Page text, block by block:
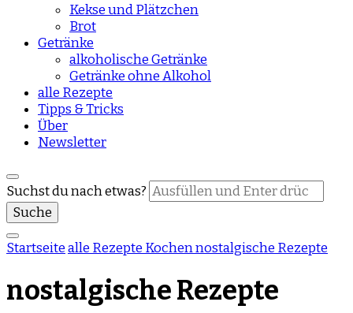
Kekse und Plätzchen
Brot
Getränke
alkoholische Getränke
Getränke ohne Alkohol
alle Rezepte
Tipps & Tricks
Über
Newsletter
Suchst du nach etwas?
Startseitealle Rezepte Kochennostalgische Rezepte
nostalgische Rezepte